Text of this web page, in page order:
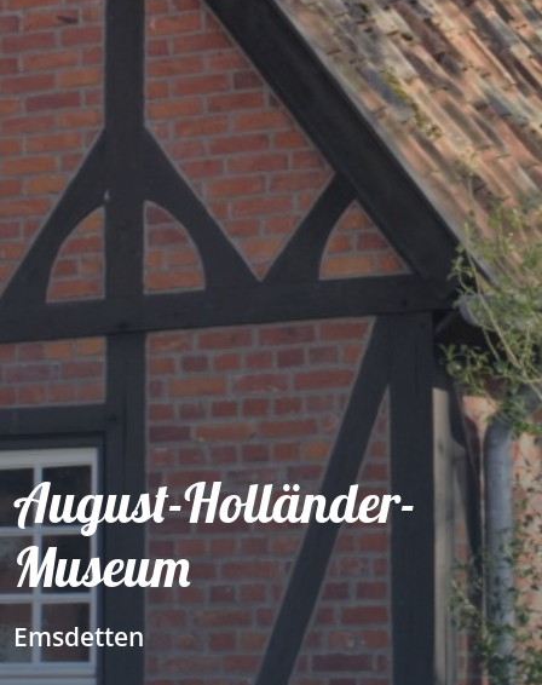
August-Holländer-
Museum
Emsdetten